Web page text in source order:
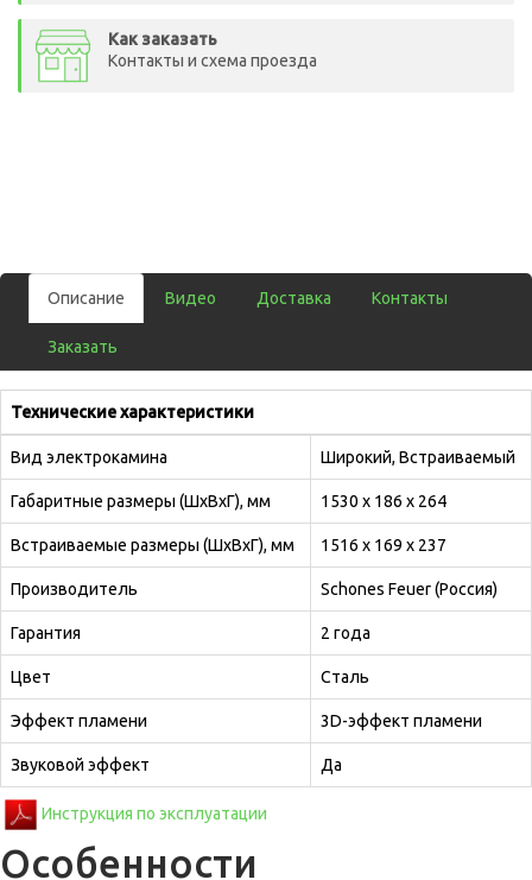
Как заказать
Контакты и схема проезда
Описание Видео Доставка Контакты
Заказать
Технические характеристики
Вид электрокамина Широкий, Встраиваемый
Габаритные размеры (ШхВхГ), мм 1530 х 186 х 264
Встраиваемые размеры (ШхВхГ), мм 1516 х 169 х 237
Производитель Schones Feuer (Россия)
Гарантия 2 года
Цвет Сталь
Эффект пламени 3D-эффект пламени
Звуковой эффект Да
Инструкция по эксплуатации
Особенности